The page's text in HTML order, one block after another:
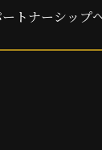
トナーシップ